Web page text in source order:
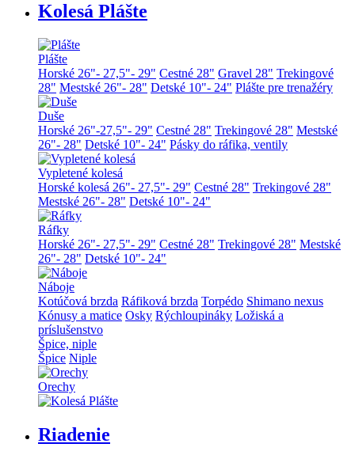
Kolesá Plášte
Plášte
Horské 26"- 27,5"- 29" Cestné 28" Gravel 28" Trekingové
28" Mestské 26"- 28" Detské 10"- 24" Plášte pre trenažéry
Duše
Horské 26"-27,5"- 29" Cestné 28" Trekingové 28" Mestské
26"- 28" Detské 10"- 24" Pásky do ráfika, ventily
Vypletené kolesá
Horské kolesá 26"- 27,5"- 29" Cestné 28" Trekingové 28"
Mestské 26"- 28" Detské 10"- 24"
Ráfky
Horské 26"- 27,5"- 29" Cestné 28" Trekingové 28" Mestské
26"- 28" Detské 10"- 24"
Náboje
Kotúčová brzda Ráfiková brzda Torpédo Shimano nexus
Kónusy a matice Osky Rýchloupináky Ložiská a
príslušenstvo
Špice, niple
Špice Niple
Orechy
Riadenie